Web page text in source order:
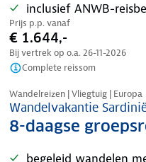
inclusief ANWB-
Prijs p.p. vanaf
€ 1.644,-
Bij vertrek op o.a. 26-11-2026
Complete reissom
Nazomer korting
Wandelreizen | Vliegtuig | Europa
Wandelvakantie
8-daagse
begeleid wandelen